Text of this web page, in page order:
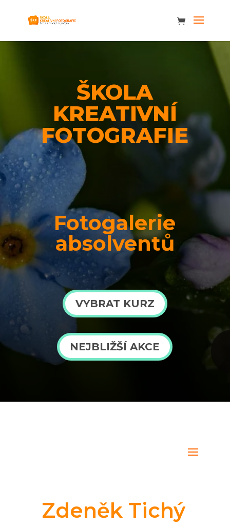
ŠKOLA
KREATIVNÍ
FOTOGRAFIE
Fotogalerie
absolventů
VYBRAT KURZ
NEJBLIŽŠÍ AKCE
Zdeněk Tichý